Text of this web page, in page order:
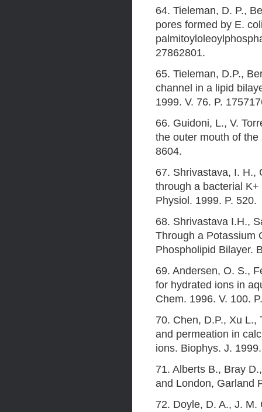
64. Tieleman, D. P.,
pores formed by E.
27862801.
65. Tieleman, D.P.,
channel in a lipid
1999. V. 76. P.
66. Guidoni, L., V.
the outer mouth of the
8604.
67. Shrivastava, I. H.,
through a bacterial
Physiol. 1999. P. 520.
68. Shrivastava I.H.,
Through a Potassium
Phospholipid Bilayer.
69. Andersen, О. S.,
for hydrated ions in
Chem. 1996. V. 100.
70. Chen, D.P., Xu L.,
and permeation in
ions. Biophys. J.
71. Alberts В., Bray
and London, Garland
72. Doyle, D. A., J. M.